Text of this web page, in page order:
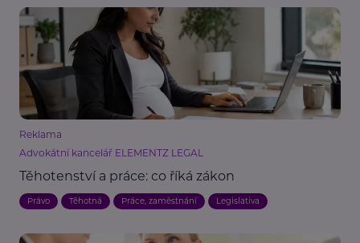
Reklama
Advokátní kancelář ELEMENTZ LEGAL
Těhotenství a práce: co říká zákon
Právo Těhotná Práce, zaměstnání Legislativa